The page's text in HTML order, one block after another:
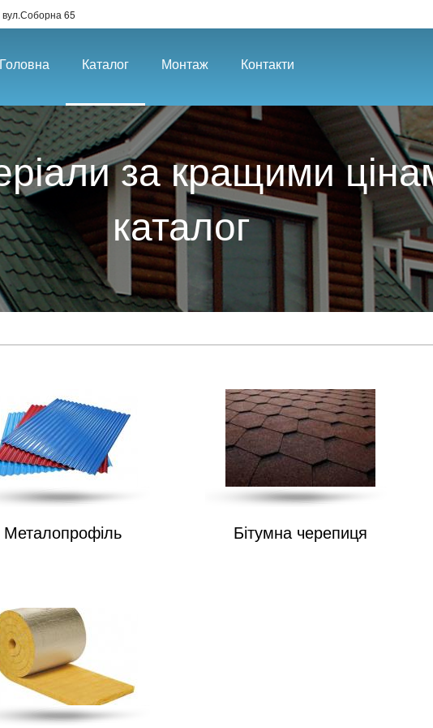
вул.Соборна 65
Головна Каталог Монтаж Контакти
за кращими
каталог
Металопрофіль Бітумна черепиця